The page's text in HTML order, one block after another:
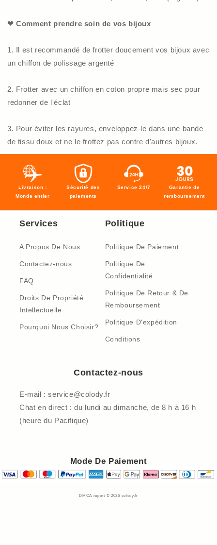
❤ Comment prendre soin de vos bijoux
1. Il est recommandé de frotter doucement vos bijoux avec
un chiffon de polissage argenté
2. Frotter avec un chiffon en coton propre mais sec pour
redonner de l'éclat
3. Pour éviter les rayures, enveloppez-le dans une bande
de tissu doux et ne le frottez pas contre d'autres bijoux.
Livraison :
Monde entier
Sécurité des
paiements
Service 24/7
Garantie de
remboursement
Services
A Propos De Nous
Contactez-nous
FAQ
Droits De Propriété
Intellectuelle
Pourquoi Nous Choisir?
Politique
Politique De Paiement
Politique De
Confidentialité
Politique De Retour & De
Remboursement
Politique D'expédition
Conditions
Contactez-nous
E-mail : service@colody.fr
Chat en direct : du lundi au dimanche, de 8 h à 16 h
(heure du Pacifique)
Mode De Paiement
DMCA report © 2026 colody.fr